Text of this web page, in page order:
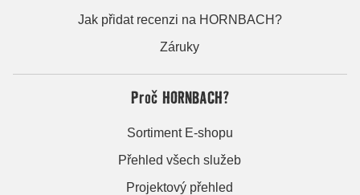
Jak přidat recenzi na HORNBACH?
Záruky
Proč HORNBACH?
Sortiment E-shopu
Přehled všech služeb
Projektový přehled